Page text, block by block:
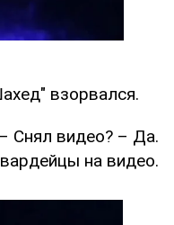
взорвался.
Снял видео? – Да.
на видео.